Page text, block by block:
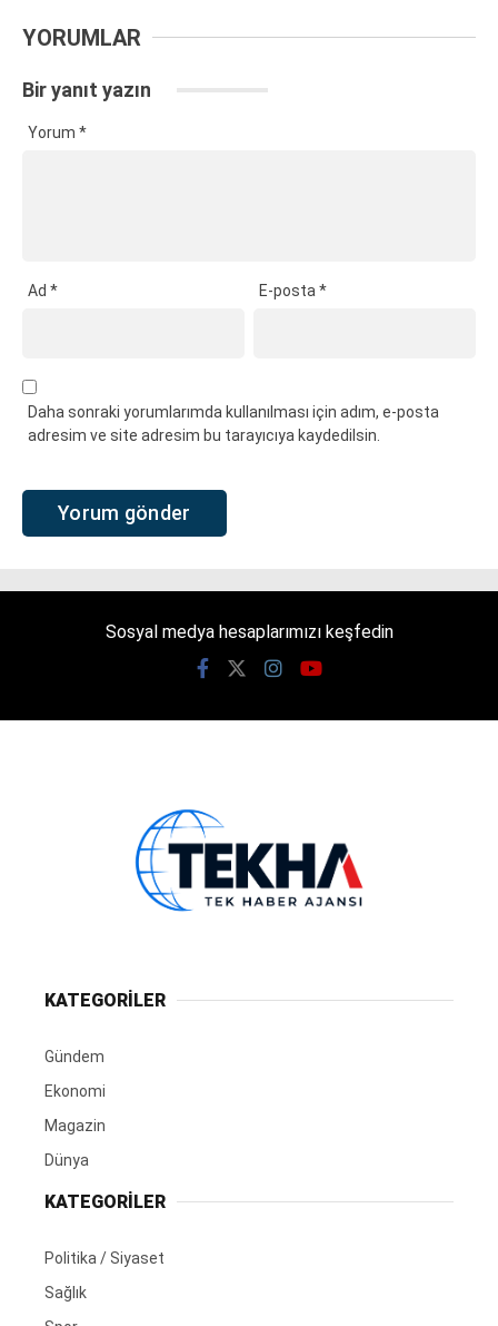
YORUMLAR
Bir yanıt yazın
Yorum *
Ad * E-posta*
Daha sonraki yorumlarımda kullanılması için adım, e-posta
adresim ve site adresim bu tarayıcıya kaydedilsin.
Sosyal medya hesaplarımızı keşfedin
KATEGORİLER
Gündem
Ekonomi
Magazin
Dünya
KATEGORİLER
Politika / Siyaset
Sağlık